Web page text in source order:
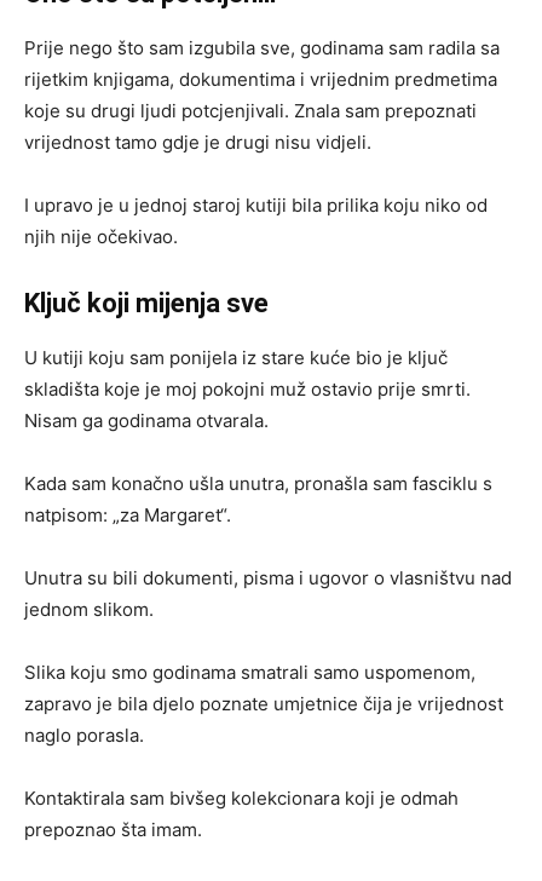
Prije nego što sam izgubila sve, godinama sam radila sa
rijetkim knjigama, dokumentima i vrijednim predmetima
koje su drugi ljudi potcjenjivali. Znala sam prepoznati
vrijednost tamo gdje je drugi nisu vidjeli.
I upravo je u jednoj staroj kutiji bila prilika koju niko od
njih nije očekivao.
Ključ koji mijenja sve
U kutiji koju sam ponijela iz stare kuće bio je ključ
skladišta koje je moj pokojni muž ostavio prije smrti.
Nisam ga godinama otvarala.
Kada sam konačno ušla unutra, pronašla sam fasciklu s
natpisom: „za Margaret“.
Unutra su bili dokumenti, pisma i ugovor o vlasništvu nad
jednom slikom.
Slika koju smo godinama smatrali samo uspomenom,
zapravo je bila djelo poznate umjetnice čija je vrijednost
naglo porasla.
Kontaktirala sam bivšeg kolekcionara koji je odmah
prepoznao šta imam.